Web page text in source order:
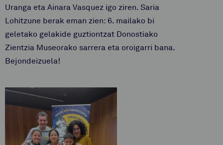
Uranga eta Ainara Vasquez igo ziren. Saria
Lohitzune berak eman zien: 6. mailako bi
geletako gelakide guztiontzat Donostiako
Zientzia Museorako sarrera eta oroigarri bana.
Bejondeizuela!